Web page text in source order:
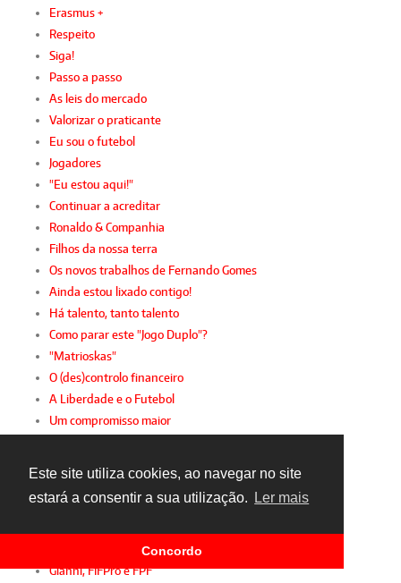
Este site utiliza cookies, ao navegar no site
estará a consentir a sua utilização.
Ler mais
Concordo
Erasmus +
Respeito
Siga!
Passo a passo
As leis do mercado
Valorizar o praticante
Eu sou o futebol
Jogadores
"Eu estou aqui!"
Continuar a acreditar
Ronaldo & Companhia
Filhos da nossa terra
Os novos trabalhos de Fernando Gomes
Ainda estou lixado contigo!
Há talento, tanto talento
Como parar este "Jogo Duplo"?
"Matrioskas"
O (des)controlo financeiro
A Liberdade e o Futebol
Um compromisso maior
A sustentabilidade da 2.ª Liga
A mulher e o futebol
Gianni, FIFPro e FPF